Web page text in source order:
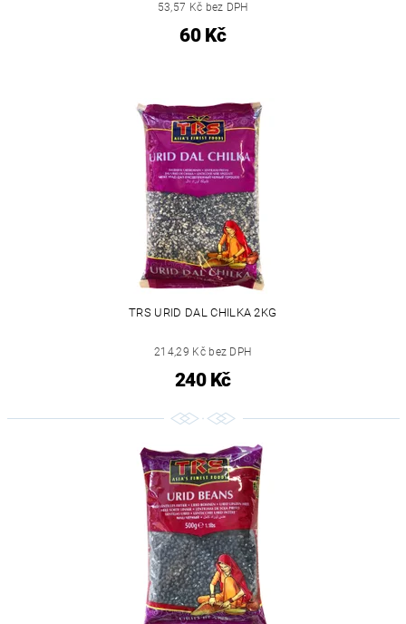
53,57 Kč bez DPH
60 Kč
TRS URID DAL CHILKA 2KG
214,29 Kč bez DPH
240 Kč